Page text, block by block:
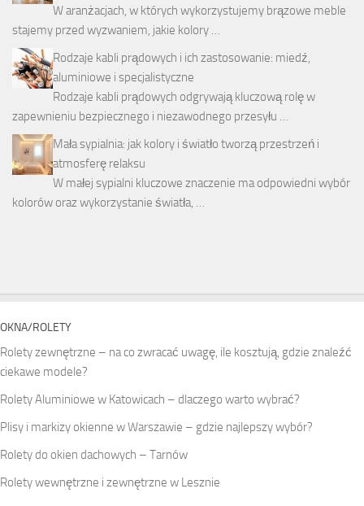
W aranżacjach, w których wykorzystujemy brązowe meble
stajemy przed wyzwaniem, jakie kolory …
Rodzaje kabli prądowych i ich zastosowanie: miedź,
aluminiowe i specjalistyczne
Rodzaje kabli prądowych odgrywają kluczową rolę w
zapewnieniu bezpiecznego i niezawodnego przesyłu …
Mała sypialnia: jak kolory i światło tworzą przestrzeń i
atmosferę relaksu
W małej sypialni kluczowe znaczenie ma odpowiedni wybór
kolorów oraz wykorzystanie światła, …
OKNA/ROLETY
Rolety zewnętrzne – na co zwracać uwagę, ile kosztują, gdzie znaleźć
ciekawe modele?
Rolety Aluminiowe w Katowicach – dlaczego warto wybrać?
Plisy i markizy okienne w Warszawie – gdzie najlepszy wybór?
Rolety do okien dachowych – Tarnów
Rolety wewnętrzne i zewnętrzne w Lesznie